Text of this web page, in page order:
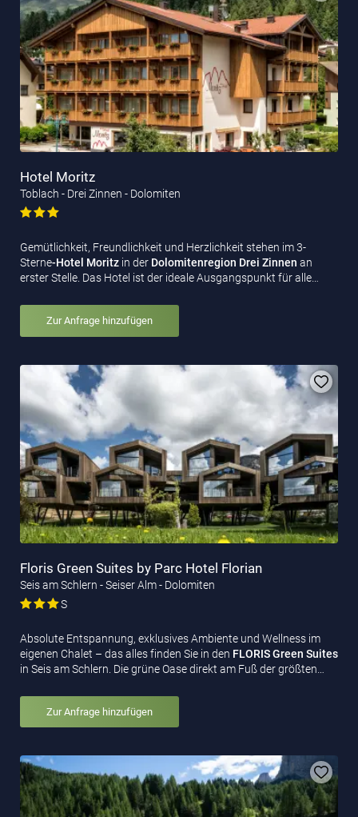
Hotel Moritz
Toblach - Drei Zinnen - Dolomiten
Gemütlichkeit, Freundlichkeit und Herzlichkeit stehen im 3-
Sterne-Hotel Moritz in der Dolomitenregion Drei Zinnen an
erster Stelle. Das Hotel ist der ideale Ausgangspunkt für alle…
Zur Anfrage hinzufügen
Floris Green Suites by Parc Hotel Florian
Seis am Schlern - Seiser Alm - Dolomiten
S
Absolute Entspannung, exklusives Ambiente und Wellness im
eigenen Chalet – das alles finden Sie in den FLORIS Green Suites
in Seis am Schlern. Die grüne Oase direkt am Fuß der größten…
Zur Anfrage hinzufügen